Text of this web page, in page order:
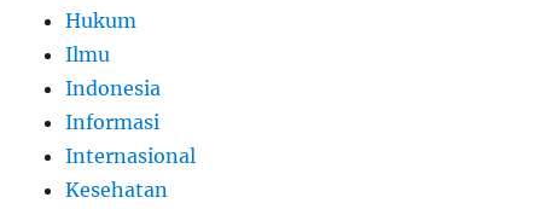
Hukum
Ilmu
Indonesia
Informasi
Internasional
Kesehatan